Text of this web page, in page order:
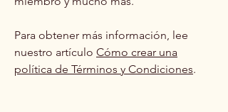
Para obtener más información, lee
nuestro artículo Cómo crear una
política de Términos y Condiciones.